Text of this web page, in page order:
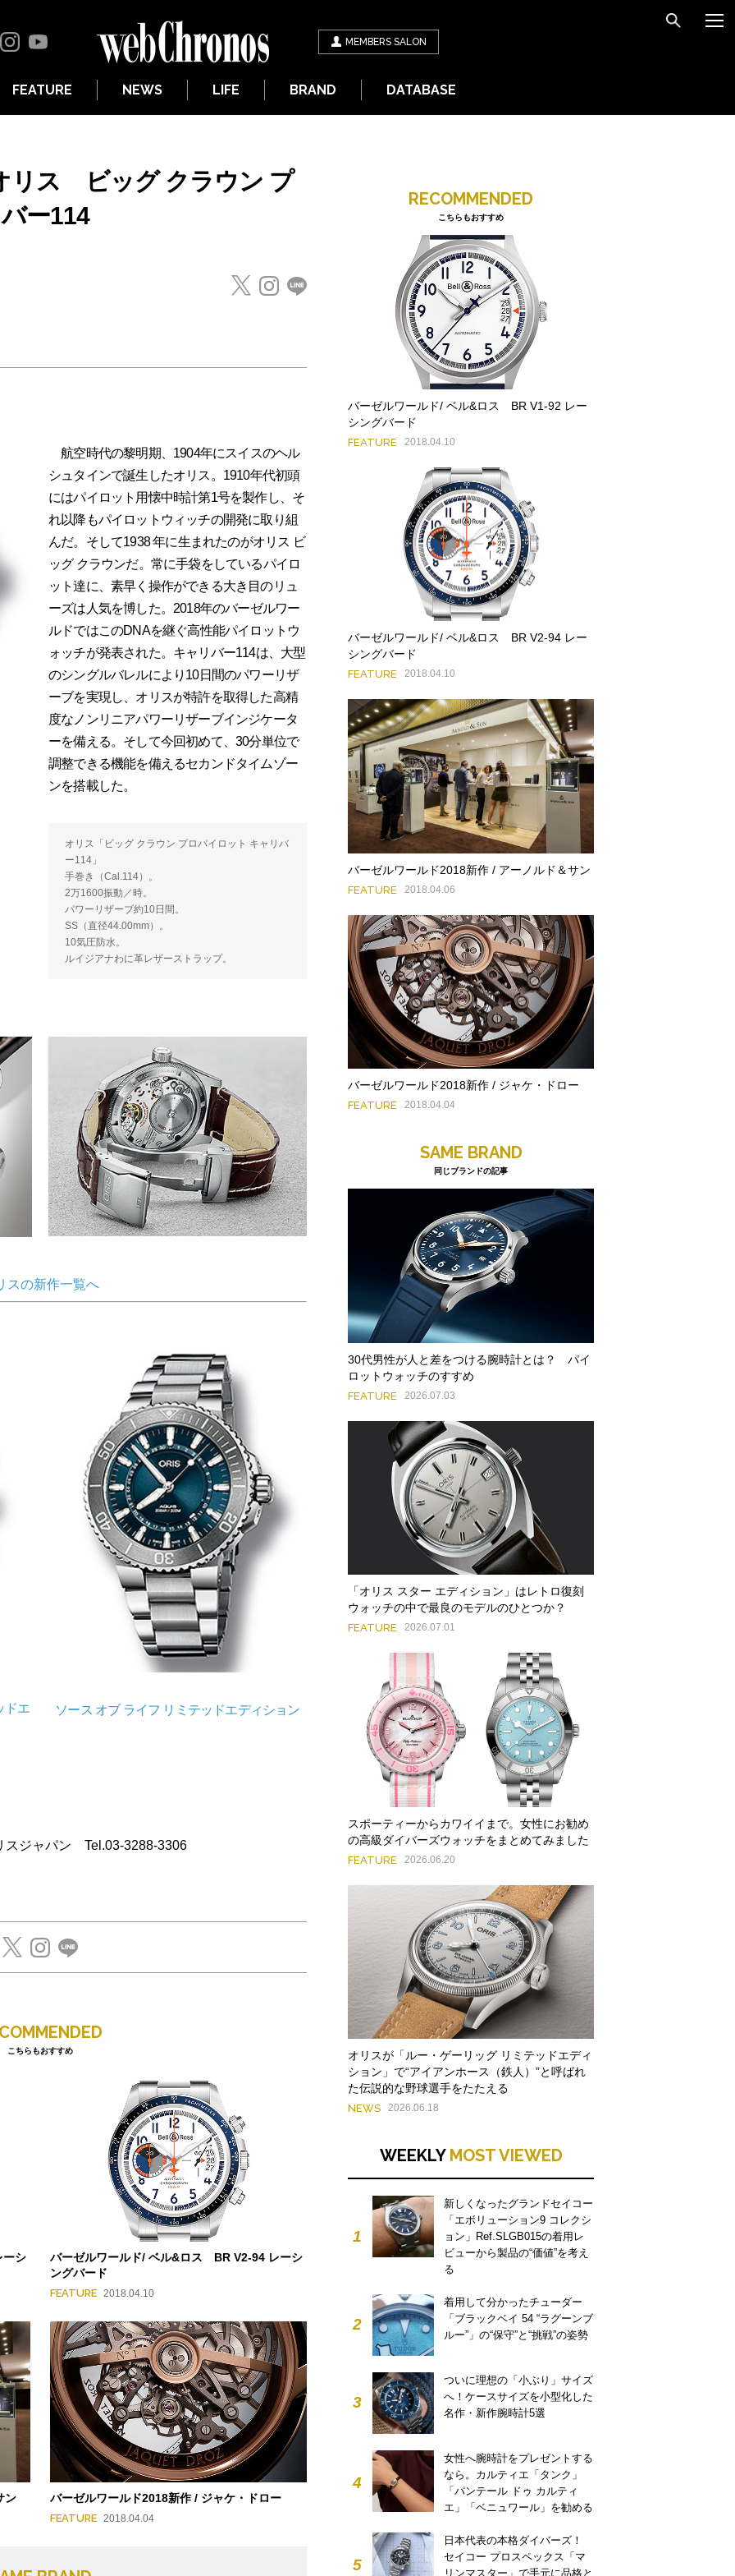
MEMBERS SALON
FEATURE NEWS LIFE BRAND DATABASE
リス ビッグ クラウン プ
ー114
航空時代の黎明期、1904年にスイスのヘル
シュタインで誕生したオリス。1910年代初頭
にはパイロット用懐中時計第1号を製作し、そ
れ以降もパイロットウィッチの開発に取り組
んだ。そして1938 年に生まれたのがオリス ビ
ッグ クラウンだ。常に手袋をしているパイロ
ット達に、素早く操作ができる大き目のリュ
ーズは人気を博した。2018年のバーゼルワー
ルドではこのDNAを継ぐ高性能パイロットウ
ォッチが発表された。キャリバー114は、大型
のシングルバレルにより10日間のパワーリザ
ーブを実現し、オリスが特許を取得した高精
度なノンリニアパワーリザーブインジケータ
ーを備える。そして今回初めて、30分単位で
調整できる機能を備えるセカンドタイムゾー
ンを搭載した。
オリス「ビッグ クラウン プロパイロット キャリバ
ー114」
手巻き（Cal.114）。
2万1600振動／時。
パワーリザーブ約10日間。
SS（直径44.00mm）。
10気圧防水。
ルイジアナわに革レザーストラップ。
スの新作一覧へ
ドエ ソース オブ ライフ リミテッドエディション
スジャパン Tel.03-3288-3306
こちらもおすすめ
シ
バーゼルワールド/ ベル&ロス BR V2-94 レーシ
ングバード
FEATURE 2018.04.10
ン バーゼルワールド2018新作 / ジャケ・ドロー
FEATURE 2018.04.04
RECOMMENDED
こちらもおすすめ
バーゼルワールド/ ベル&ロス BR V1-92 レー
シングバード
FEATURE 2018.04.10
バーゼルワールド/ ベル&ロス BR V2-94 レー
シングバード
FEATURE 2018.04.10
バーゼルワールド2018新作 / アーノルド＆サン
FEATURE 2018.04.06
バーゼルワールド2018新作 / ジャケ・ドロー
FEATURE 2018.04.04
SAME BRAND
同じブランドの記事
30代男性が人と差をつける腕時計とは？ パイ
ロットウォッチのすすめ
FEATURE 2026.07.03
「オリス スター エディション」はレトロ復刻
ウォッチの中で最良のモデルのひとつか？
FEATURE 2026.07.01
スポーティーからカワイイまで。女性にお勧め
の高級ダイバーズウォッチをまとめてみました
FEATURE 2026.06.20
オリスが「ルー・ゲーリッグ リミテッドエディ
ション」で“アイアンホース（鉄人）”と呼ばれ
た伝説的な野球選手をたたえる
NEWS 2026.06.18
WEEKLY MOST VIEWED
1
新しくなったグランドセイコー
「エボリューション9 コレクシ
ョン」Ref.SLGB015の着用レ
ビューから製品の“価値”を考え
る
2
着用して分かったチューダー
「ブラックベイ 54 “ラグーンブ
ルー”」の“保守”と“挑戦”の姿勢
3
ついに理想の「小ぶり」サイズ
へ！ケースサイズを小型化した
名作・新作腕時計5選
4
女性へ腕時計をプレゼントする
なら。カルティエ「タンク」
「パンテール ドゥ カルティ
エ」「ベニュワール」を勧める
5
日本代表の本格ダイバーズ！
セイコー プロスペックス「マ
リンマスター」で手元に品格と